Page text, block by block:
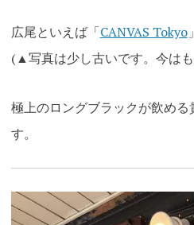
広尾といえば「CANVAS Tokyo
(▲写真は少し古いです。今は
極上のロングブラックが飲め
す。